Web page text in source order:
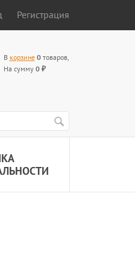
Регистрация
В корзине 0товаров,
На сумму 0 ₽